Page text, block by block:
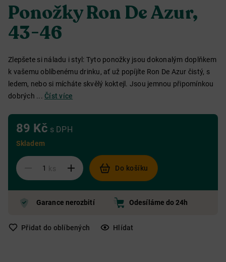
Ponožky Ron De Azur,
43-46
Zlepšete si náladu i styl: Tyto ponožky jsou dokonalým doplňkem
k vašemu oblíbenému drinku, ať už popíjíte Ron De Azur čistý, s
ledem, nebo si mícháte skvělý koktejl. Jsou jemnou připomínkou
dobrých ... Číst více
89 Kč s DPH
Skladem
ks Do košíku
Garance nerozbití Odesíláme do 24h
Přidat do oblíbených Hlídat